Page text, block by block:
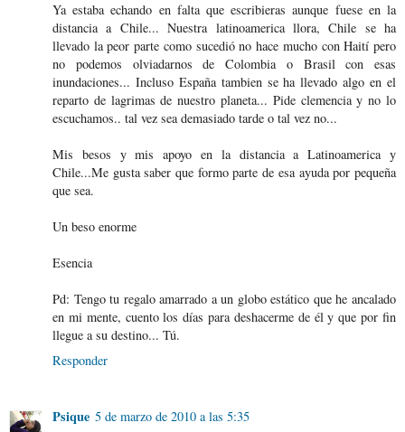
Ya estaba echando en falta que escribieras aunque fuese en la
distancia a Chile... Nuestra latinoamerica llora, Chile se ha
llevado la peor parte como sucedió no hace mucho con Haití pero
no podemos olviadarnos de Colombia o Brasil con esas
inundaciones... Incluso España tambien se ha llevado algo en el
reparto de lagrimas de nuestro planeta... Pide clemencia y no lo
escuchamos.. tal vez sea demasiado tarde o tal vez no...
Mis besos y mis apoyo en la distancia a Latinoamerica y
Chile...Me gusta saber que formo parte de esa ayuda por pequeña
que sea.
Un beso enorme
Esencia
Pd: Tengo tu regalo amarrado a un globo estático que he ancalado
en mi mente, cuento los días para deshacerme de él y que por fin
llegue a su destino... Tú.
Responder
Psique 5 de marzo de 2010 a las 5:35